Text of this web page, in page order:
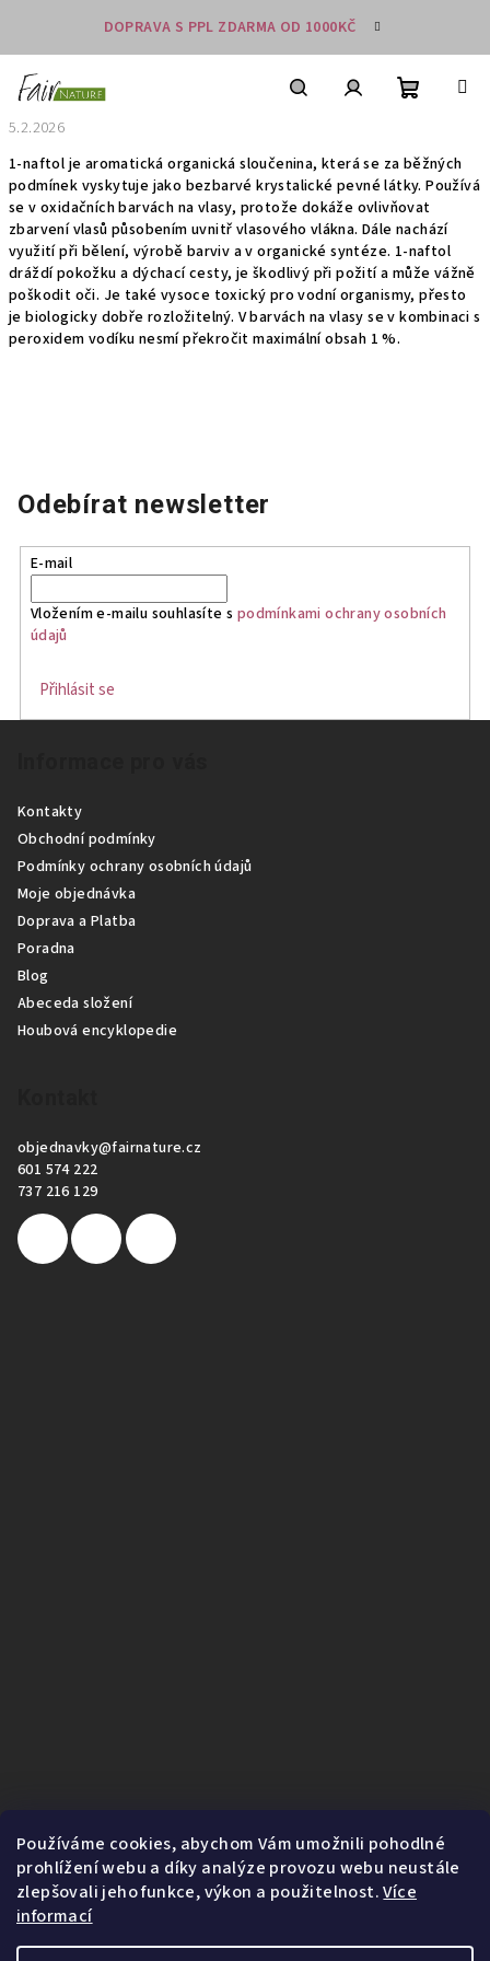
Používáme cookies, abychom Vám umožnili pohodlné
prohlížení webu a díky analýze provozu webu neustále
zlepšovali jeho funkce, výkon a použitelnost.Více
informací
obsah
DOPRAVA S PPL ZDARMA OD 1000KČ
Nákupní
5.2.2026
1-naftol je aromatická organická sloučenina, která se za běžných
podmínek vyskytuje jako bezbarvé krystalické pevné látky. Používá
se v oxidačních barvách na vlasy, protože dokáže ovlivňovat
zbarvení vlasů působením uvnitř vlasového vlákna. Dále nachází
využití při bělení, výrobě barviv a v organické syntéze. 1-naftol
dráždí pokožku a dýchací cesty, je škodlivý při požití a může vážně
poškodit oči. Je také vysoce toxický pro vodní organismy, přesto
je biologicky dobře rozložitelný. V barvách na vlasy se v kombinaci s
peroxidem vodíku nesmí překročit maximální obsah 1 %.
Odebírat newsletter
E-mail
Vložením e-mailu souhlasíte s podmínkami ochrany osobních
údajů
Přihlásit se
Kontakty
Obchodní podmínky
Podmínky ochrany osobních údajů
Moje objednávka
Doprava a Platba
Poradna
Blog
Abeceda složení
Houbová encyklopedie
objednavky@fairnature.cz
601 574 222
737 216 129